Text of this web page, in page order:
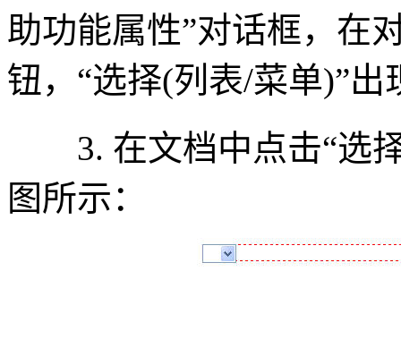
助功能属性”对话框，在
钮，“选择(列表/菜单)”出
3. 在文档中点击“选择
图所示：